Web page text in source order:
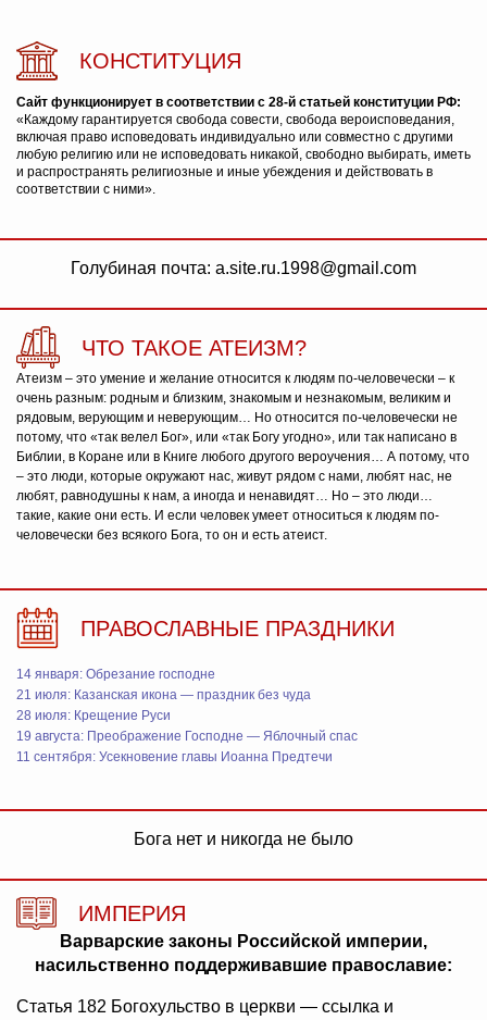
КОНСТИТУЦИЯ
Сайт функционирует в соответствии с 28-й статьей конституции РФ:
«Каждому гарантируется свобода совести, свобода вероисповедания,
включая право исповедовать индивидуально или совместно с другими
любую религию или не исповедовать никакой, свободно выбирать, иметь
и распространять религиозные и иные убеждения и действовать в
соответствии с ними».
Голубиная почта: a.site.ru.1998@gmail.com
ЧТО ТАКОЕ АТЕИЗМ?
Атеизм – это умение и желание относится к людям по-человечески – к
очень разным: родным и близким, знакомым и незнакомым, великим и
рядовым, верующим и неверующим… Но относится по-человечески не
потому, что «так велел Бог», или «так Богу угодно», или так написано в
Библии, в Коране или в Книге любого другого вероучения… А потому, что
– это люди, которые окружают нас, живут рядом с нами, любят нас, не
любят, равнодушны к нам, а иногда и ненавидят… Но – это люди…
такие, какие они есть. И если человек умеет относиться к людям по-
человечески без всякого Бога, то он и есть атеист.
ПРАВОСЛАВНЫЕ ПРАЗДНИКИ
14 января: Обрезание господне
21 июля: Казанская икона — праздник без чуда
28 июля: Крещение Руси
19 августа: Преображение Господне — Яблочный спас
11 сентября: Усекновение главы Иоанна Предтечи
Бога нет и никогда не было
ИМПЕРИЯ
Варварские законы Российской империи,
насильственно поддерживавшие православие:
Статья 182 Богохульство в церкви — ссылка и